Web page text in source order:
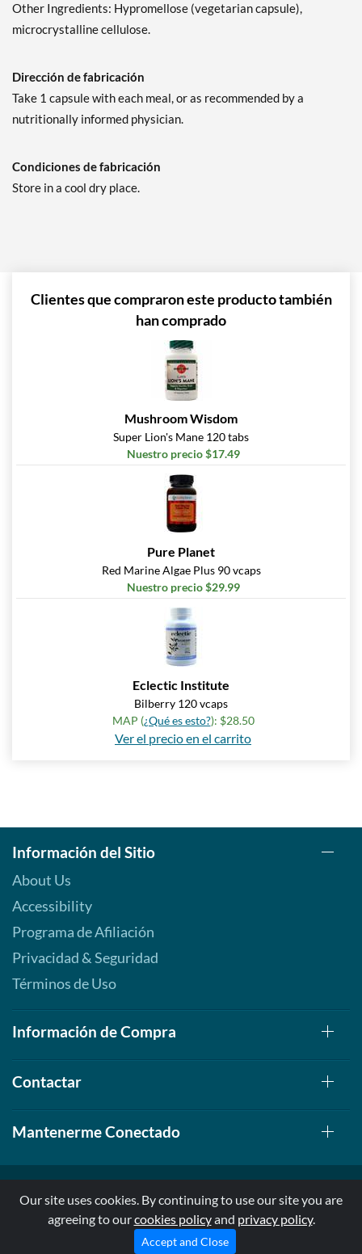
Other Ingredients: Hypromellose (vegetarian capsule),
microcrystalline cellulose.
Dirección de fabricación
Take 1 capsule with each meal, or as recommended by a
nutritionally informed physician.
Condiciones de fabricación
Store in a cool dry place.
Clientes que compraron este producto también
han comprado
Mushroom Wisdom
Super Lion's Mane 120 tabs
Nuestro precio $17.49
Pure Planet
Red Marine Algae Plus 90 vcaps
Nuestro precio $29.99
Eclectic Institute
Bilberry 120 vcaps
MAP (¿Qué es esto?): $28.50
Ver el precio en el carrito
Información del Sitio
About Us
Accessibility
Programa de Afiliación
Privacidad & Seguridad
Términos de Uso
Información de Compra
Contactar
Mantenerme Conectado
© 1999-2026, AllStarHealth.com | All Rights Reserved
* Estas declaraciones no han sido evaluadas por la FDA
Our site uses cookies. By continuing to use our site you are
agreeing to ourcookies policyand privacy policy.
Accept and Close